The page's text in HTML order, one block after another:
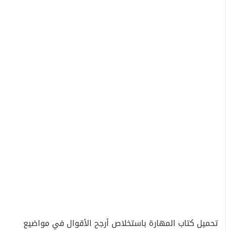
تحميل كتاب المهارة باستخلاص أرجح الأقوال في مواضيع